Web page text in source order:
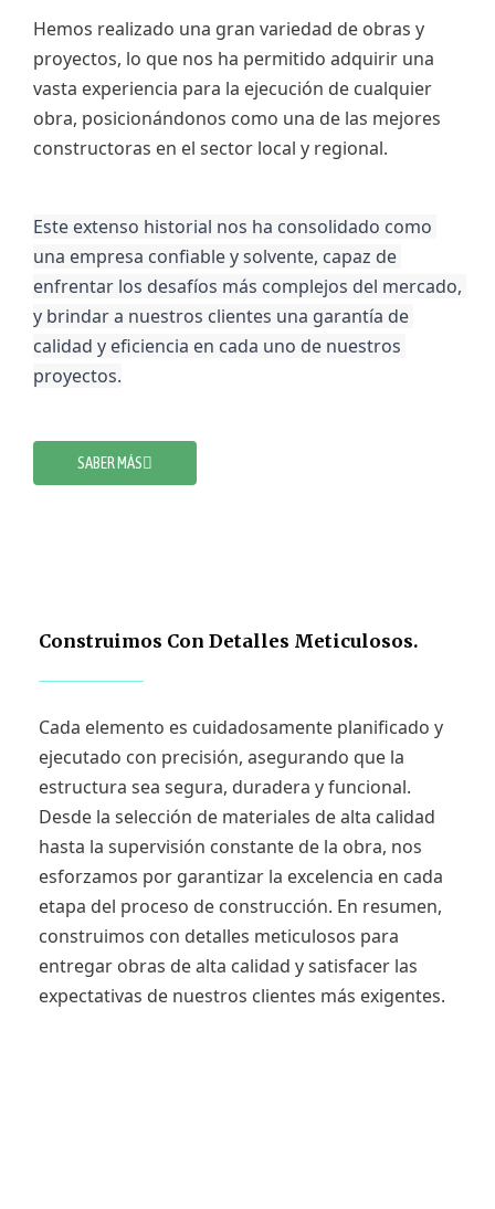
Hemos realizado una gran variedad de obras y
proyectos, lo que nos ha permitido adquirir una
vasta experiencia para la ejecución de cualquier
obra, posicionándonos como una de las mejores
constructoras en el sector local y regional.
Este extenso historial nos ha consolidado como
una empresa confiable y solvente, capaz de
enfrentar los desafíos más complejos del mercado,
y brindar a nuestros clientes una garantía de
calidad y eficiencia en cada uno de nuestros
proyectos.
SABER MÁS
Construimos Con Detalles Meticulosos.
Cada elemento es cuidadosamente planificado y
ejecutado con precisión, asegurando que la
estructura sea segura, duradera y funcional.
Desde la selección de materiales de alta calidad
hasta la supervisión constante de la obra, nos
esforzamos por garantizar la excelencia en cada
etapa del proceso de construcción. En resumen,
construimos con detalles meticulosos para
entregar obras de alta calidad y satisfacer las
expectativas de nuestros clientes más exigentes.